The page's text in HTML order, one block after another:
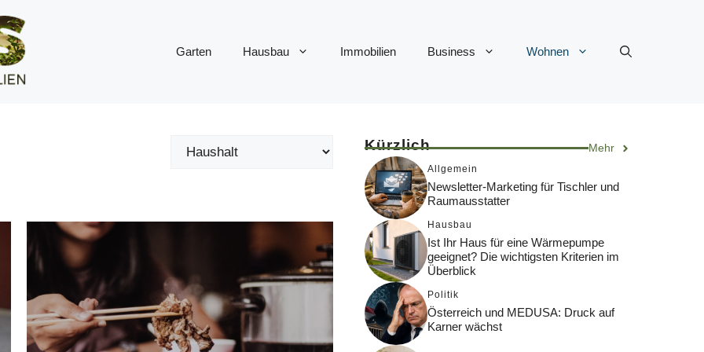
Garten Hausbau Immobilien Business Wohnen
Kürzlich Mehr
Allgemein
Newsletter-Marketing für Tischler und
Raumausstatter
Hausbau
Ist Ihr Haus für eine Wärmepumpe
geeignet? Die wichtigsten Kriterien im
Überblick
Politik
Österreich und MEDUSA: Druck auf
Karner wächst